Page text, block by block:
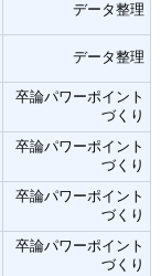
データ整理
データ整理
卒論パワーポイント
づくり
卒論パワーポイント
づくり
卒論パワーポイント
づくり
卒論パワーポイント
づくり